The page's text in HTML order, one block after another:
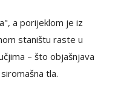
a porijeklom je iz
staništu raste u
– što objašnjava
tla.